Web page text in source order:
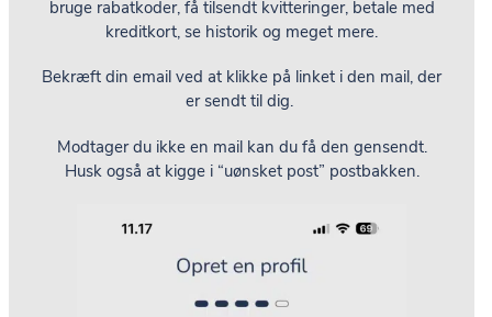
bruge rabatkoder, få tilsendt kvitteringer, betale med
kreditkort, se historik og meget mere.
Bekræft din email ved at klikke på linket i den mail, der
er sendt til dig.
Modtager du ikke en mail kan du få den gensendt.
Husk også at kigge i “uønsket post” postbakken.